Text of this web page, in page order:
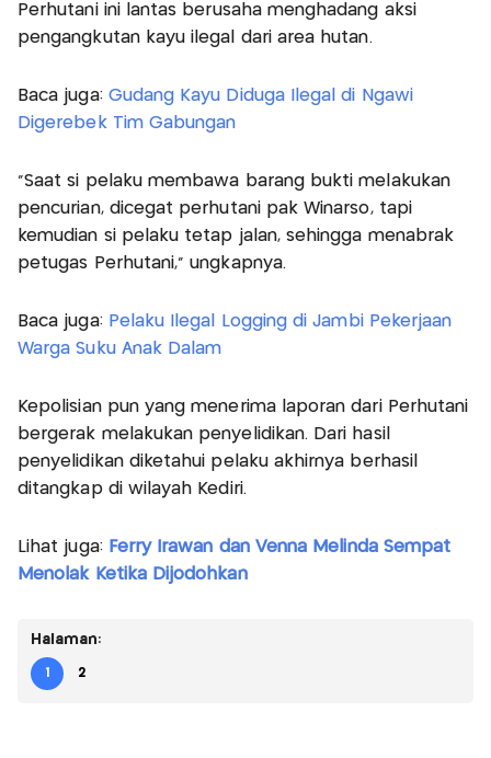
Perhutani ini lantas berusaha menghadang aksi
pengangkutan kayu ilegal dari area hutan.
Baca juga: Gudang Kayu Diduga Ilegal di Ngawi
Digerebek Tim Gabungan
"Saat si pelaku membawa barang bukti melakukan
pencurian, dicegat perhutani pak Winarso, tapi
kemudian si pelaku tetap jalan, sehingga menabrak
petugas Perhutani," ungkapnya.
Baca juga: Pelaku Ilegal Logging di Jambi Pekerjaan
Warga Suku Anak Dalam
Kepolisian pun yang menerima laporan dari Perhutani
bergerak melakukan penyelidikan. Dari hasil
penyelidikan diketahui pelaku akhirnya berhasil
ditangkap di wilayah Kediri.
Lihat juga: Ferry Irawan dan Venna Melinda Sempat
Menolak Ketika Dijodohkan
Halaman:
1 2